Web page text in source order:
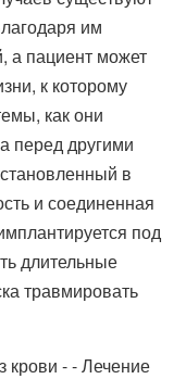
им
а пациент может
к которому
как они
перед другими
в
и соединенная
под
длительные
травмировать
крови - - Лечение